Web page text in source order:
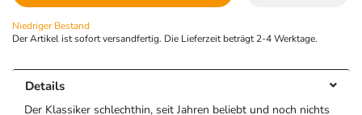
Niedriger Bestand
Der Artikel ist sofort versandfertig. Die Lieferzeit beträgt 2-4 Werktage.
Details
Der Klassiker schlechthin, seit Jahren beliebt und noch nichts